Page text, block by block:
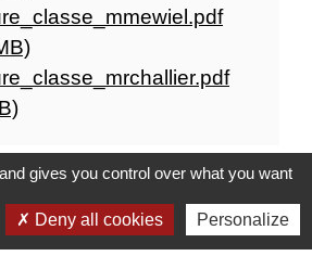
gives you control over what you want
Deny all cookies Personalize